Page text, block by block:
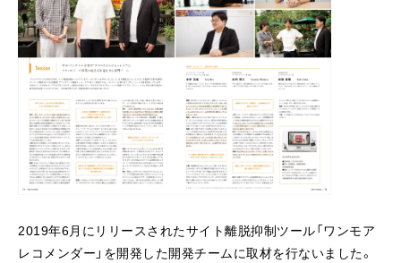
2019年6月にリリースされたサイト離脱抑制ツール「ワンモア
レコメンダー」を開発した開発チームに取材を行ないました。